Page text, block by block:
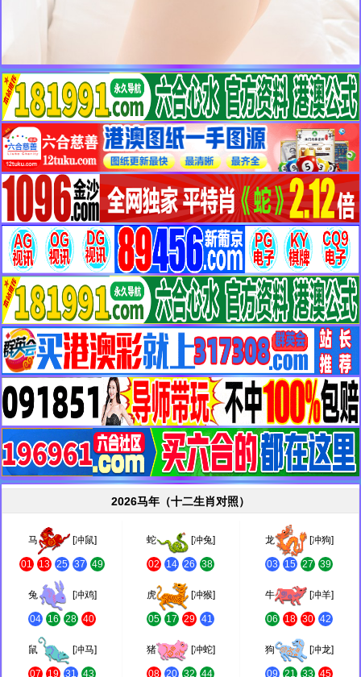
2026马年（十二生肖对照）
马 [冲鼠]
01 13 25 37 49
蛇 [冲兔]
02 14 26 38
龙 [冲狗]
03 15 27 39
兔 [冲鸡]
04 16 28 40
虎 [冲猴]
05 17 29 41
牛 [冲羊]
06 18 30 42
鼠 [冲马]
07 19 31 43
猪 [冲蛇]
08 20 32 44
狗 [冲龙]
09 21 33 45